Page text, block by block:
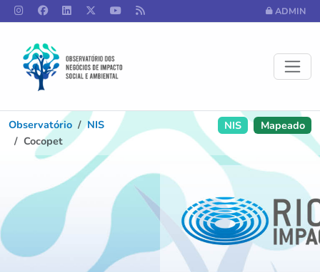
ADMIN
Observatório
NIS
Cocopet
NIS Mapeado